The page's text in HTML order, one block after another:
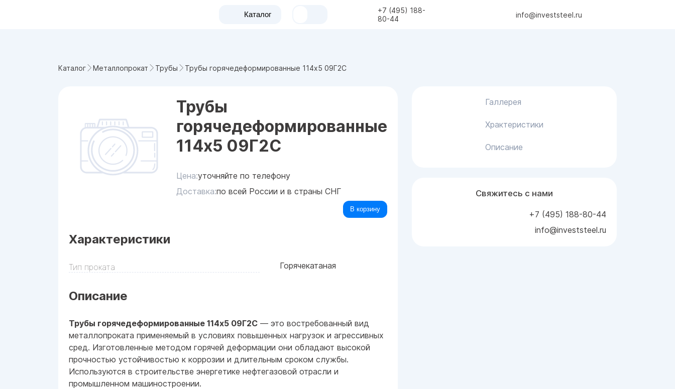
Каталог
+7 (495) 188-
80-44
info@investsteel.ru
Каталог Металлопрокат Трубы Трубы горячедеформированные 114x5 09Г2С
Трубы
горячедеформированные
114x5 09Г2С
Цена:уточняйте по телефону
Доставка:по всей России и в страны СНГ
В корзину
Характеристики
Тип проката Горячекатаная
Описание
Трубы горячедеформированные 114x5 09Г2С — это востребованный вид
металлопроката применяемый в условиях повышенных нагрузок и агрессивных
сред. Изготовленные методом горячей деформации они обладают высокой
прочностью устойчивостью к коррозии и длительным сроком службы.
Используются в строительстве энергетике нефтегазовой отрасли и
промышленном машиностроении.
Галлерея
Храктеристики
Описание
Свяжитесь с нами
+7 (495) 188-80-44
info@investsteel.ru